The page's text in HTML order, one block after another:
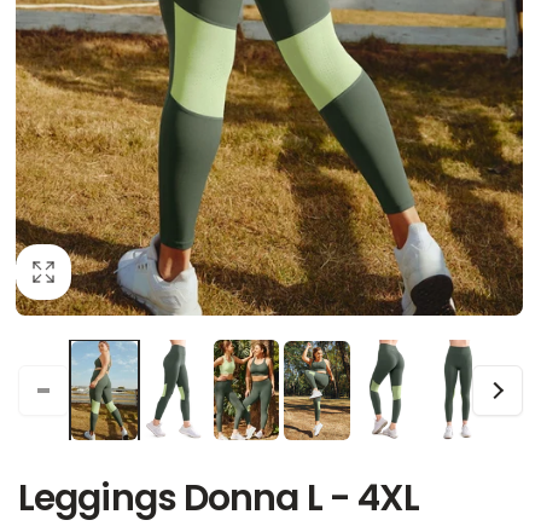
Leggings Donna L - 4XL